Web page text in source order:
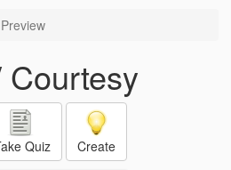
Preview
Quiz Create